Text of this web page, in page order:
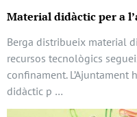
Material didàctic per a
Berga distribueix material
recursos tecnològics
confinament.
didàctic p …